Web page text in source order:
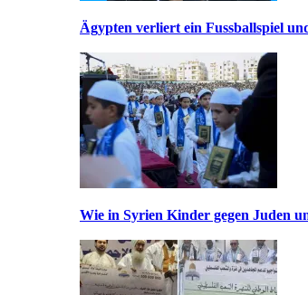
Ägypten verliert ein Fussballspiel
Wie in Syrien Kinder gegen Juden